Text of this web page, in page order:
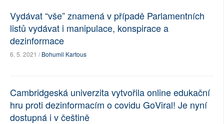
Vydávat “vše” znamená v případě Parlamentních
listů vydávat i manipulace, konspirace a
dezinformace
6. 5. 2021 /Bohumil Kartous
Cambridgeská univerzita vytvořila online edukační
hru proti dezinformacím o covidu GoViral! Je nyní
dostupná i v češtině